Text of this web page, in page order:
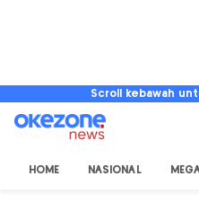
Scroll kebawah
HOME NASIONAL